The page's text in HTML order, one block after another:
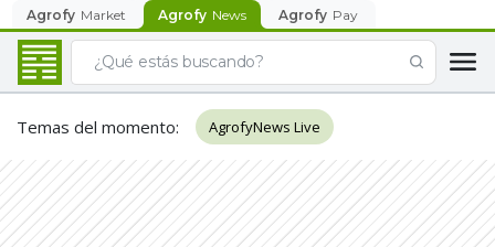
Agrofy Market Agrofy News Agrofy Pay
Temas del momento: AgrofyNews Live